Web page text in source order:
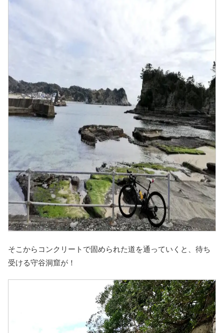
そこからコンクリートで固められた道を通っていくと、待ち
受ける守谷洞窟が！